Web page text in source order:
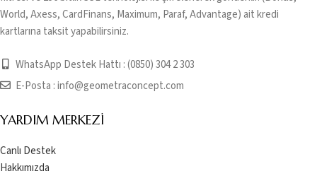
World, Axess, CardFinans, Maximum, Paraf, Advantage) ait kredi
kartlarına taksit yapabilirsiniz.
WhatsApp Destek Hattı : (0850) 304 2 303
E-Posta :info@geometraconcept.com
YARDIM MERKEZI
Canlı Destek
Hakkımızda